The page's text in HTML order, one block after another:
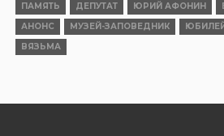
ПАМЯТЬ
ДЕПУТАТ ЮРИЙ АФОНИН
АНОНС
МУЗЕЙ-ЗАПОВЕДНИК ЮБИЛЕЙ
ВЯЗЬМА